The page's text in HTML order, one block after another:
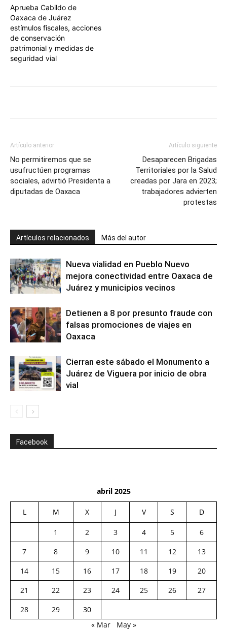
Aprueba Cabildo de
Oaxaca de Juárez
estímulos fiscales, acciones
de conservación
patrimonial y medidas de
seguridad vial
Artículo anterior
No permitiremos que se
usufructúen programas
sociales, advirtió Presidenta a
diputadas de Oaxaca
Artículo siguiente
Desaparecen Brigadas
Territoriales por la Salud
creadas por Jara en 2023;
trabajadores advierten
protestas
Artículos relacionados Más del autor
Nueva vialidad en Pueblo Nuevo
mejora conectividad entre Oaxaca de
Juárez y municipios vecinos
Detienen a 8 por presunto fraude con
falsas promociones de viajes en
Oaxaca
Cierran este sábado el Monumento a
Juárez de Viguera por inicio de obra
vial
Facebook
abril 2025
L M X J V S D
1 2 3 4 5
6
7
8 9 10 11 12
13
14
15 16 17 18 19
20
21
22 23 24 25 26
27
28
29
30
« Mar
May »